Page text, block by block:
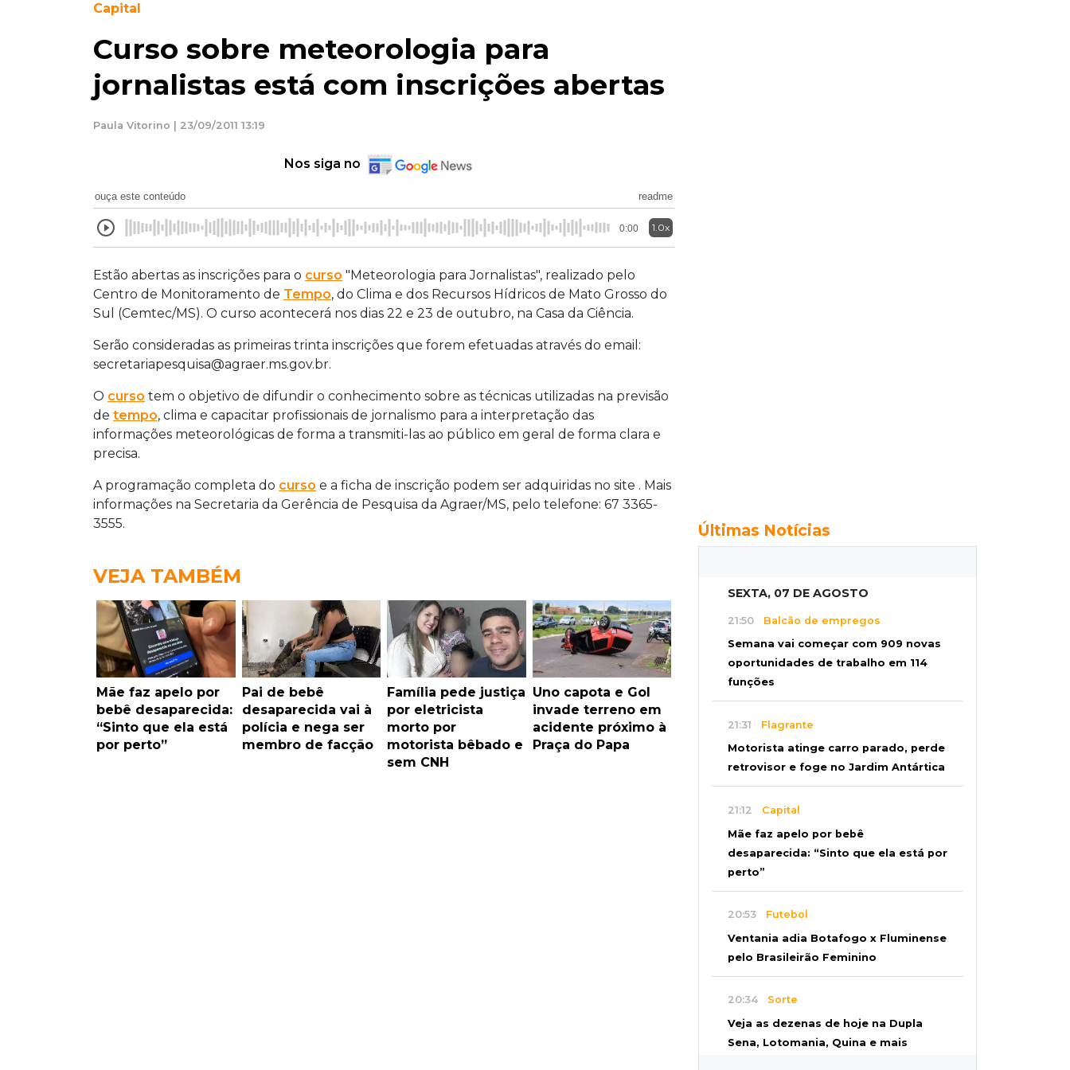
Capital
Curso sobre meteorologia para
jornalistas está com inscrições abertas
Paula Vitorino | 23/09/2011 13:19
Nos siga no
ouça este conteúdo readme
0:00 1.0x
Estão abertas as inscrições para o curso "Meteorologia para Jornalistas", realizado pelo
Centro de Monitoramento de Tempo, do Clima e dos Recursos Hídricos de Mato Grosso do
Sul (Cemtec/MS). O curso acontecerá nos dias 22 e 23 de outubro, na Casa da Ciência.
Serão consideradas as primeiras trinta inscrições que forem efetuadas através do email:
secretariapesquisa@agraer.ms.gov.br.
O curso tem o objetivo de difundir o conhecimento sobre as técnicas utilizadas na previsão
de tempo, clima e capacitar profissionais de jornalismo para a interpretação das
informações meteorológicas de forma a transmiti-las ao público em geral de forma clara e
precisa.
A programação completa do curso e a ficha de inscrição podem ser adquiridas no site . Mais
informações na Secretaria da Gerência de Pesquisa da Agraer/MS, pelo telefone: 67 3365-
3555.
VEJA TAMBÉM
Mãe faz apelo por
bebê desaparecida:
“Sinto que ela está
por perto”
Pai de bebê
desaparecida vai à
polícia e nega ser
membro de facção
Família pede justiça
por eletricista
morto por
motorista bêbado e
sem CNH
Uno capota e Gol
invade terreno em
acidente próximo à
Praça do Papa
Últimas Notícias
SEXTA, 07 DE AGOSTO
21:50 Balcão de empregos
Semana vai começar com 909 novas
oportunidades de trabalho em 114
funções
21:31 Flagrante
Motorista atinge carro parado, perde
retrovisor e foge no Jardim Antártica
21:12 Capital
Mãe faz apelo por bebê
desaparecida: “Sinto que ela está por
perto”
20:53 Futebol
Ventania adia Botafogo x Fluminense
pelo Brasileirão Feminino
20:34 Sorte
Veja as dezenas de hoje na Dupla
Sena, Lotomania, Quina e mais